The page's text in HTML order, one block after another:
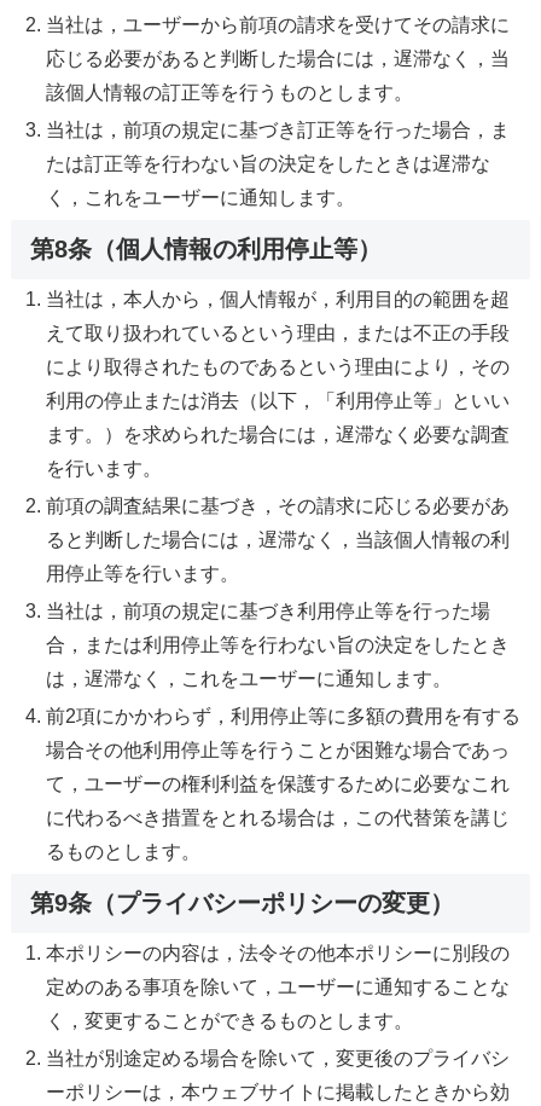
当社は，ユーザーから前項の請求を受けてその請求に
応じる必要があると判断した場合には，遅滞なく，当
該個人情報の訂正等を行うものとします。
当社は，前項の規定に基づき訂正等を行った場合，ま
たは訂正等を行わない旨の決定をしたときは遅滞な
く，これをユーザーに通知します。
第8条（個人情報の利用停止等）
当社は，本人から，個人情報が，利用目的の範囲を超
えて取り扱われているという理由，または不正の手段
により取得されたものであるという理由により，その
利用の停止または消去（以下，「利用停止等」といい
ます。）を求められた場合には，遅滞なく必要な調査
を行います。
前項の調査結果に基づき，その請求に応じる必要があ
ると判断した場合には，遅滞なく，当該個人情報の利
用停止等を行います。
当社は，前項の規定に基づき利用停止等を行った場
合，または利用停止等を行わない旨の決定をしたとき
は，遅滞なく，これをユーザーに通知します。
前2項にかかわらず，利用停止等に多額の費用を有する
場合その他利用停止等を行うことが困難な場合であっ
て，ユーザーの権利利益を保護するために必要なこれ
に代わるべき措置をとれる場合は，この代替策を講じ
るものとします。
第9条（プライバシーポリシーの変更）
本ポリシーの内容は，法令その他本ポリシーに別段の
定めのある事項を除いて，ユーザーに通知することな
く，変更することができるものとします。
当社が別途定める場合を除いて，変更後のプライバシ
ーポリシーは，本ウェブサイトに掲載したときから効